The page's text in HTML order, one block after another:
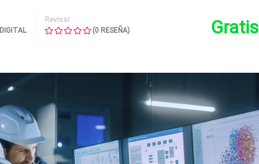
Revisar
(0 RESEÑA) Gratis